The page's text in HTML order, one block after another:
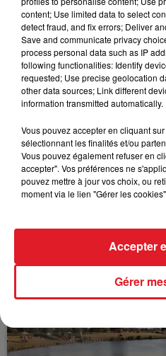
a confirmé qu’elles seront
dès le mois de juillet.
FIL D'ACTUS
15 juillet 2026
BÉTHUNE: ENQUÊTE
VOLONTAIRE EN
Selon les premiers
à des prostituées
content; Use limited data to select
detect fraud, and fix errors; Deliver
Save and communicate privacy
process personal data such as IP
following functionalities: Identify
requested; Use precise geolocation
other data sources; Link different
information transmitted automatically.
Vous pouvez accepter en cliquant
sélectionnant les finalités et/ou
Vous pouvez également refuser en
accepter". Vos préférences ne
pouvez mettre à jour vos choix, ou
moment via le lien "Gérer les
Gérer
Accepter